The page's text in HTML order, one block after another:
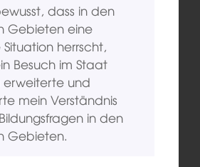
dass in den
Gebieten eine
herrscht,
Besuch im Staat
erweiterte und
mein Verständnis
in den
Gebieten.